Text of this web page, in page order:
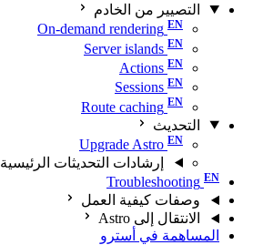
التصيير من الخادم
On-demand rendering
Server islands
Actions
Sessions
Route caching
التحديث
Upgrade Astro
إرشادات التحديثات الرئيسية
Troubleshooting
وصفات كيفية العمل
الانتقال إلى Astro
المساهمة في أسترو